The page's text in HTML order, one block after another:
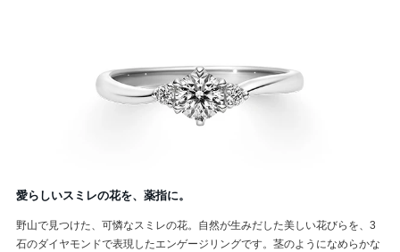
愛らしいスミレの花を、薬指に。
野山で見つけた、可憐なスミレの花。自然が生みだした美しい花びらを、3
石のダイヤモンドで表現したエンゲージリングです。茎のようになめらかな